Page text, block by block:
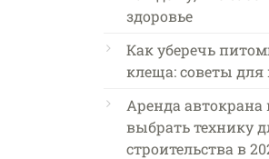
здоровье
Как уберечь
клеща: советы для
Аренда автокрана
выбрать технику
строительства в